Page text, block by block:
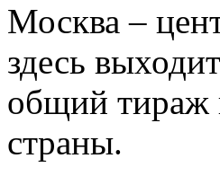
Москва –
здесь
общий тираж
страны.